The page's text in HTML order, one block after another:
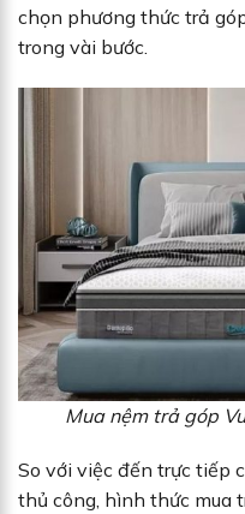
chọn phương thức trả
trong vài bước.
Mua nệm trả góp
So với việc đến trực tiếp
thủ công, hình thức mua